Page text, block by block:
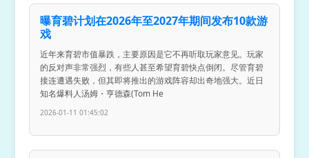
曝育碧计划在2026年至2027年期间发布10款游
戏
近年来育碧市值暴跌，主要原因是它不再听取玩家意见。玩家
的反对声非常强烈，有些人甚至希望育碧快点倒闭。尽管育碧
接连遭遇失败，但其即将推出的游戏阵容却出奇地强大。近日
知名爆料人汤姆・亨德森(Tom He
2026-01-11 01:45:02